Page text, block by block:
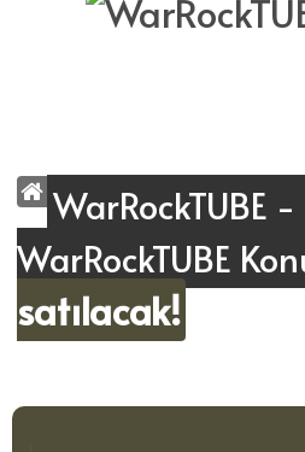
WarRockTUBE
WarRockTUBE
satılacak!